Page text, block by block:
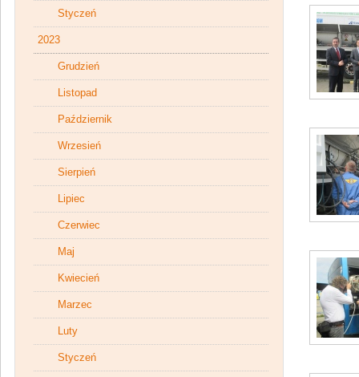
Styczeń
2023
Grudzień
Listopad
Październik
Wrzesień
Sierpień
Lipiec
Czerwiec
Maj
Kwiecień
Marzec
Luty
Styczeń